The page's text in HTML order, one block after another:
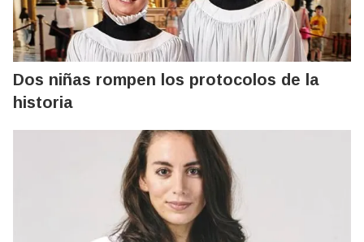
Dos niñas rompen los protocolos de la
historia